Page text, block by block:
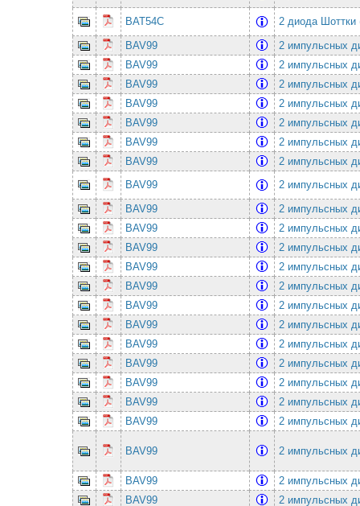
BAT54C
2 диода
BAV99
2 импульсных
BAV99
2 импульсных
BAV99
2 импульсных
BAV99
2 импульсных
BAV99
2 импульсных
BAV99
2 импульсных
BAV99
2 импульсных
BAV99
2 импульсных
BAV99
2 импульсных
BAV99
2 импульсных
BAV99
2 импульсных
BAV99
2 импульсных
BAV99
2 импульсных
BAV99
2 импульсных
BAV99
2 импульсных
BAV99
2 импульсных
BAV99
2 импульсных
BAV99
2 импульсных
BAV99
2 импульсных
BAV99
2 импульсных
BAV99 2 импульсных
BAV99
2 импульсных
BAV99
2 импульсных